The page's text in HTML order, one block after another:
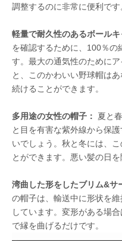
調整するのに非常に便利です
軽量で耐久性のあるボールキ
を確認するために、100％の
す。最大の通気性のために
と、このかわいい野球帽は
続けることができます。
多用途の女性の帽子：
夏と
と目を有害な紫外線から保
いでしょう。秋と冬には、
とができます。悪い髪の日を
湾曲した形をしたブリム&サ
の帽子は、輸送中に形状を
しています。変形がある場
で縁を曲げるだけです。